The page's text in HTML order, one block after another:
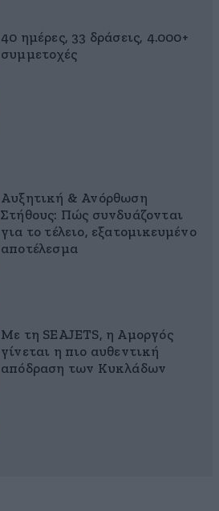
40 ημέρες, 33 δράσεις, 4.000+
συμμετοχές
Αυξητική & Ανόρθωση
Στήθους: Πώς συνδυάζονται
για το τέλειο, εξατομικευμένο
αποτέλεσμα
Με τη SEAJETS, η Αμοργός
γίνεται η πιο αυθεντική
απόδραση των Κυκλάδων